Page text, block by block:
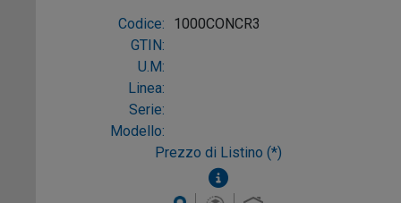
METALLO 1"1/2X40/50
Codice:
1000CONCR3
GTIN:
U.M:
Linea:
Serie:
Modello:
Prezzo di Listino (*)